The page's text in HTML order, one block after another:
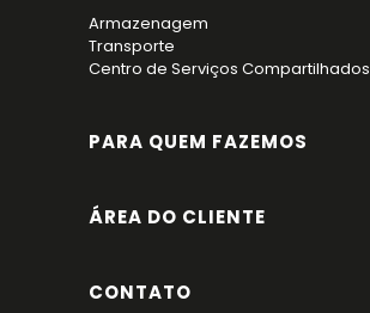
Armazenagem
Transporte
Centro de Serviços Compartilhados
PARA QUEM FAZEMOS
ÁREA DO CLIENTE
CONTATO